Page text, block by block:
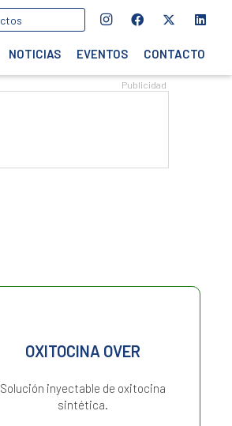
NOTICIAS EVENTOS CONTACTO
OXITOCINA OVER
Solución inyectable de oxitocina
sintética.